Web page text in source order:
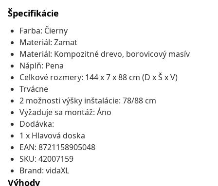
Špecifikácie
Farba: Čierny
Materiál: Zamat
Materiál: Kompozitné drevo, borovicový masív
Náplň: Pena
Celkové rozmery: 144 x 7 x 88 cm (D x Š x V)
Trvácne
2 možnosti výšky inštalácie: 78/88 cm
Vyžaduje sa montáž: Áno
Dodávka:
1 x Hlavová doska
EAN: 8721158905048
SKU: 42007159
Brand: vidaXL
Výhody